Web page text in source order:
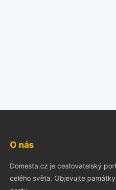
O nás
Domesta.cz je cestovatelský
celého světa. Objevujte